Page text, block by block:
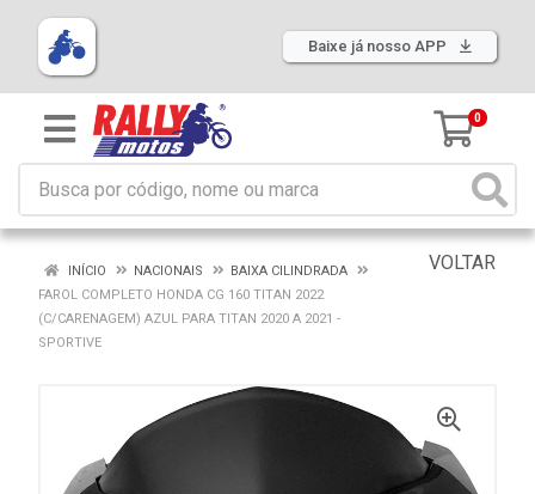
Baixe já nosso APP
0
VOLTAR
INÍCIO NACIONAIS
BAIXA CILINDRADA
FAROL COMPLETO HONDA CG 160 TITAN 2022
(C/CARENAGEM) AZUL PARA TITAN 2020 A 2021 -
SPORTIVE